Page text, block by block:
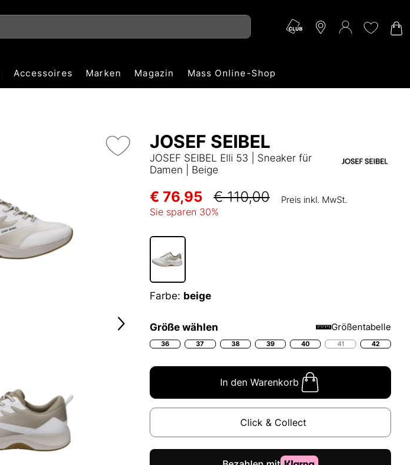
Accessoires Marken Magazin Mass Online-Shop
JOSEF SEIBEL
JOSEF SEIBEL Elli 53 | Sneaker für
Damen | Beige
€ 76,95 € 110,00 Preis inkl. MwSt.
Sie sparen 30%
Farbe: beige
Größe wählen Größentabelle
36 37 38 39 40 41 42
In den Warenkorb
Click & Collect